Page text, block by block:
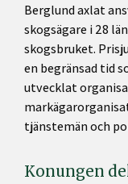
Berglund axlat
skogsägare i 28
skogsbruket.
en begränsad tid
utvecklat
tjänstemän och
Konungen